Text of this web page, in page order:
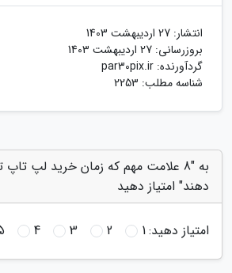
انتشار: 27 اردیبهشت 1403
بروزرسانی: 27 اردیبهشت 1403
گردآورنده: par30pix.ir
شناسه مطلب: 2253
به "8 علامت مهم که زمان خرید لپ
دهند" امتیاز دهید
امتیاز دهید:1
2
3
4